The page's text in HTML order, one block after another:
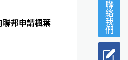
邦申請楓葉
聯絡我們